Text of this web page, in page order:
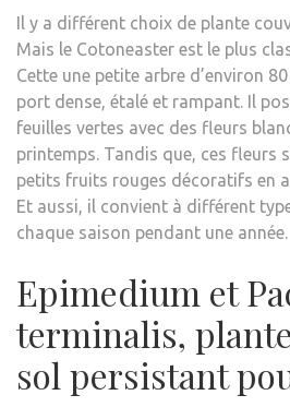
Il y a différent choix de plante
Mais le Cotoneaster est le plus
Cette une petite arbre d’environ
port dense, étalé et rampant. Il
feuilles vertes avec des fleurs
printemps. Tandis que, ces fleurs
petits fruits rouges décoratifs en
Et aussi, il convient à différent
chaque saison pendant une année.
Epimedium et
terminalis,
sol persistant